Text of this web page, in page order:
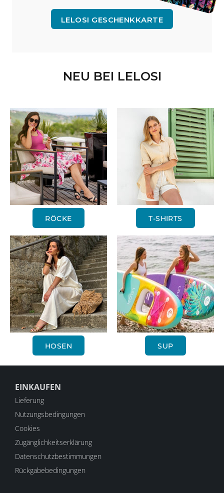
LELOSI GESCHENKKARTE
NEU BEI LELOSI
RÖCKE T-SHIRTS
HOSEN SUP
EINKAUFEN
Lieferung
Nutzungsbedingungen
Cookies
Zugänglichkeitserklärung
Datenschutzbestimmungen
Rückgabebedingungen